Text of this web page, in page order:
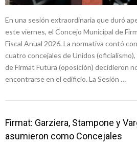
En una sesión extraordinaria que duró
este viernes, el Concejo Municipal de
Fiscal Anual 2026. La normativa contó
cuatro concejales de Unidos
de Firmat Futura (oposición) decidieron
encontrarse en el edificio. La Sesión …
Firmat: Garziera, Stampone y
asumieron como Concejales